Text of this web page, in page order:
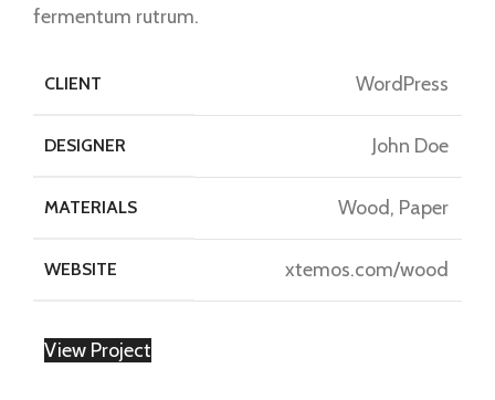
fermentum rutrum.
CLIENT WordPress
DESIGNER John Doe
MATERIALS Wood, Paper
WEBSITE xtemos.com/wood
View Project